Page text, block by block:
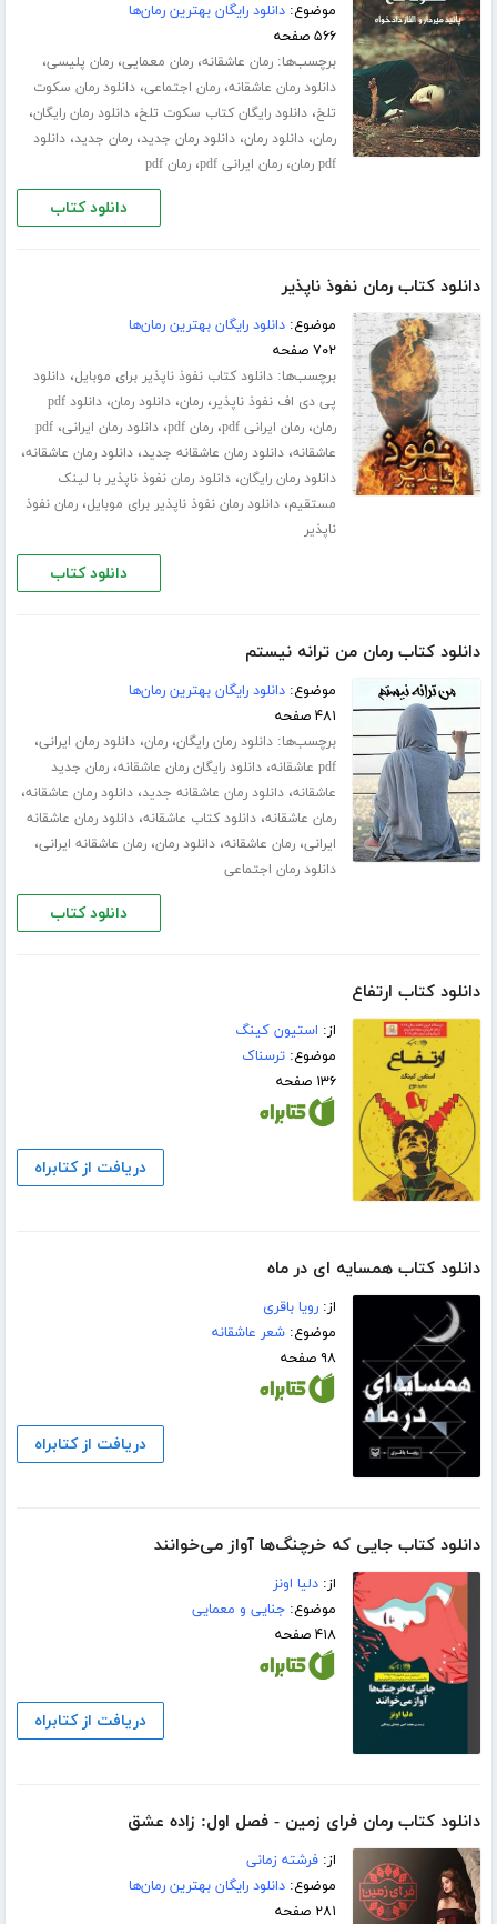
موضوع:دانلود رایگان بهترین رمان‌ها
۵۶۶ صفحه
برچسب‌ها:رمان عاشقانه،رمان معمایی،رمان پلیسی،
دانلود رمان عاشقانه،رمان اجتماعی،دانلود رمان سکوت
تلخ،دانلود رایگان کتاب سکوت تلخ،دانلود رمان رایگان،
رمان،دانلود رمان،دانلود رمان جدید،رمان جدید،دانلود
pdf رمان
،رمان ایرانی pdf ،رمان pdf
دانلود کتاب
دانلود کتاب رمان نفوذ ناپذیر
موضوع:دانلود رایگان بهترین رمان‌ها
۷۰۲ صفحه
برچسب‌ها:دانلود کتاب نفوذ ناپذیر برای موبایل،دانلود
پی دی اف نفوذ ناپذیر،رمان،دانلود رمان،
دانلود pdf
رمان،رمان ایرانی pdf ،رمان pdf ،دانلود رمان ایرانی،pdf
عاشقانه،دانلود رمان عاشقانه جدید،دانلود رمان عاشقانه،
دانلود رمان رایگان،دانلود رمان نفوذ ناپذیر با لینک
مستقیم،دانلود رمان نفوذ ناپذیر برای موبایل،رمان نفوذ
ناپذیر
دانلود کتاب
دانلود کتاب رمان من ترانه نیستم
موضوع:دانلود رایگان بهترین رمان‌ها
۴۸۱ صفحه
برچسب‌ها:دانلود رمان رایگان،رمان،دانلود رمان ایرانی،
pdf عاشقانه ،دانلود رایگان رمان عاشقانه،رمان جدید
عاشقانه،دانلود رمان عاشقانه جدید،دانلود رمان عاشقانه،
رمان عاشقانه،دانلود کتاب عاشقانه،دانلود رمان عاشقانه
ایرانی،رمان عاشقانه،دانلود رمان،رمان عاشقانه ایرانی،
دانلود رمان اجتماعی
دانلود کتاب
دانلود کتاب ارتفاع
از: استیون کینگ
موضوع:ترسناک
۱۳۶ صفحه
دریافت از کتابراه
دانلود کتاب همسایه ای در ماه
از:رویا باقری
موضوع:شعر عاشقانه
۹۸ صفحه
دریافت از کتابراه
دانلود کتاب جایی که خرچنگ‌ها آواز می‌خوانند
از:دلیا اونز
موضوع:جنایی و معمایی
۴۱۸ صفحه
دریافت از کتابراه
دانلود کتاب رمان فرای زمین - فصل اول: زاده عشق
از:فرشته زمانی
موضوع:دانلود رایگان بهترین رمان‌ها
۲۸۱ صفحه